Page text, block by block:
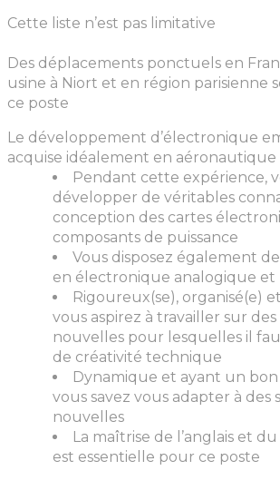
Cette liste n’est pas limitative
Des déplacements ponctuels en
usine à Niort et en région parisienne
ce poste
Le développement d’électronique
acquise idéalement en aéronautique
Pendant cette expérience,
développer de véritables
conception des cartes
composants de puissance
Vous disposez également
en électronique analogique
Rigoureux(se), organisé(e)
vous aspirez à travailler sur
nouvelles pour lesquelles il
de créativité technique
Dynamique et ayant un
vous savez vous adapter à des
nouvelles
La maîtrise de l’anglais et
est essentielle pour ce poste